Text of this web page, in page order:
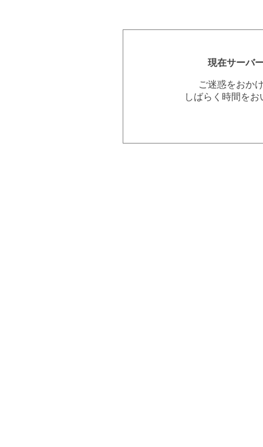
現在サーバ
ご迷惑をおか
しばらく時間を